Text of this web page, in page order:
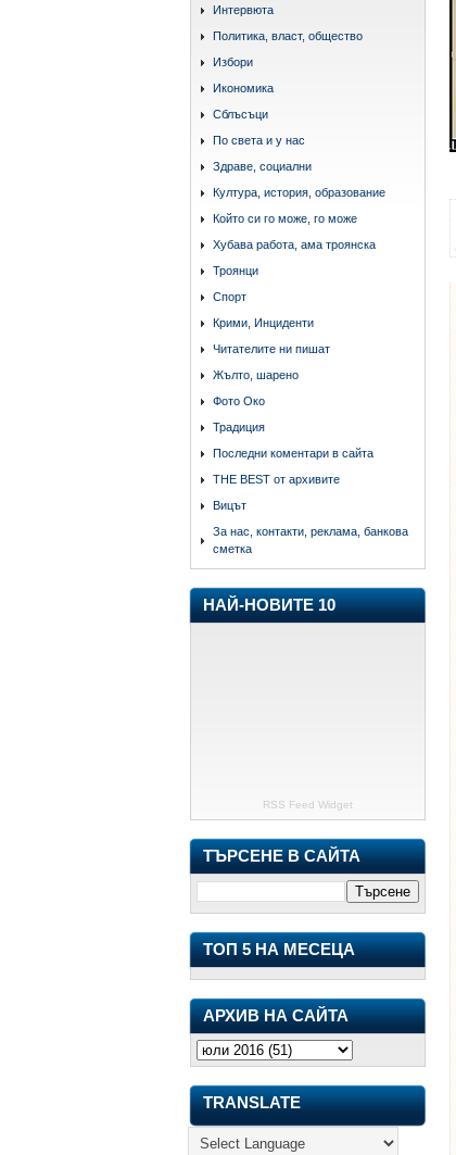
Интервюта
Политика, власт, общество
Избори
Икономика
Сблъсъци
По света и у нас
Здраве, социални
Култура, история, образование
Който си го може, го може
Хубава работа, ама троянска
Троянци
Спорт
Крими, Инциденти
Читателите ни пишат
Жълто, шарено
Фото Око
Традиция
Последни коментари в сайта
THE BEST от архивите
Вицът
За нас, контакти, реклама, банкова
сметка
НАЙ-НОВИТЕ 10
RSS Feed Widget
ТЪРСЕНЕ В САЙТА
ТОП 5 НА МЕСЕЦА
АРХИВ НА САЙТА
TRANSLATE